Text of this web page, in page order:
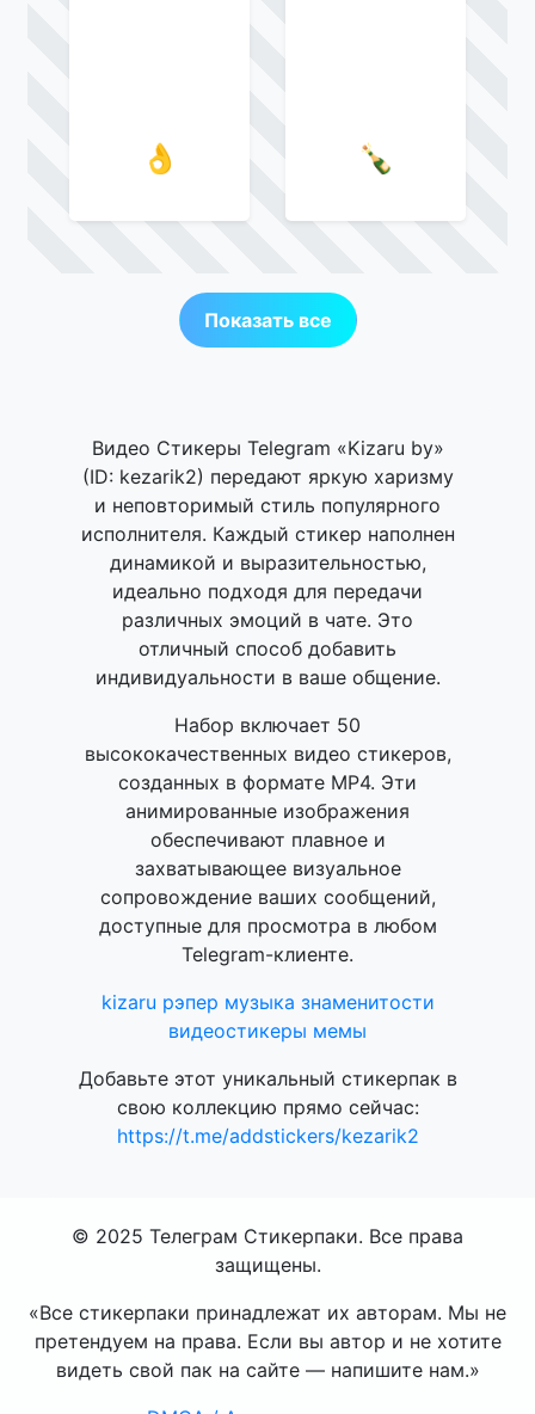
👌 🍾
Показать все
Видео Стикеры Telegram «Kizaru by»
(ID: kezarik2) передают яркую харизму
и неповторимый стиль популярного
исполнителя. Каждый стикер наполнен
динамикой и выразительностью,
идеально подходя для передачи
различных эмоций в чате. Это
отличный способ добавить
индивидуальности в ваше общение.
Набор включает 50
высококачественных видео стикеров,
созданных в формате MP4. Эти
анимированные изображения
обеспечивают плавное и
захватывающее визуальное
сопровождение ваших сообщений,
доступные для просмотра в любом
Telegram-клиенте.
kizaru рэпер музыка знаменитости
видеостикеры мемы
Добавьте этот уникальный стикерпак в
свою коллекцию прямо сейчас:
https://t.me/addstickers/kezarik2
© 2025 Телеграм Стикерпаки. Все права
защищены.
«Все стикерпаки принадлежат их авторам. Мы не
претендуем на права. Если вы автор и не хотите
видеть свой пак на сайте — напишите нам.»